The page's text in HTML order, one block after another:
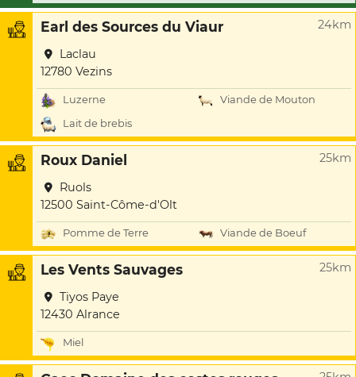
Earl des Sources du Viaur 24km
Laclau
12780 Vezins
Luzerne
Viande de Mouton
Lait de brebis
Roux Daniel 25km
Ruols
12500 Saint-Côme-d'Olt
Pomme de Terre Viande de Boeuf
Les Vents Sauvages 25km
Tiyos Paye
12430 Alrance
Miel